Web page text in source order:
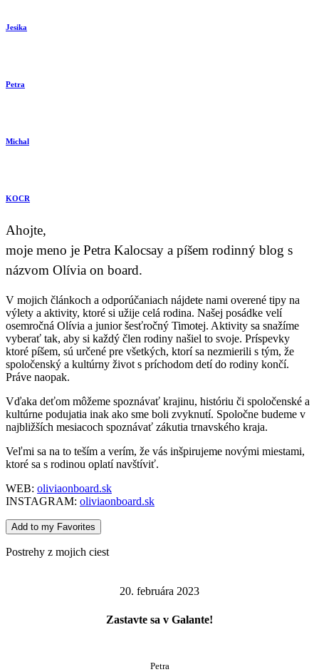
Jesika
Petra
Michal
KOCR
Ahojte,
moje meno je Petra Kalocsay a píšem rodinný blog s
názvom Olívia on board.
V mojich článkoch a odporúčaniach nájdete nami overené tipy na
výlety a aktivity, ktoré si užije celá rodina. Našej posádke velí
osemročná Olívia a junior šesťročný Timotej. Aktivity sa snažíme
vyberať tak, aby si každý člen rodiny našiel to svoje. Príspevky
ktoré píšem, sú určené pre všetkých, ktorí sa nezmierili s tým, že
spoločenský a kultúrny život s príchodom detí do rodiny končí.
Práve naopak.
Vďaka deťom môžeme spoznávať krajinu, históriu či spoločenské a
kultúrne podujatia inak ako sme boli zvyknutí. Spoločne budeme v
najbližších mesiacoch spoznávať zákutia trnavského kraja.
Veľmi sa na to teším a verím, že vás inšpirujeme novými miestami,
ktoré sa s rodinou oplatí navštíviť.
WEB: oliviaonboard.sk
INSTAGRAM: oliviaonboard.sk
Add to my Favorites
Postrehy z mojich ciest
20. februára 2023
Zastavte sa v Galante!
Petra